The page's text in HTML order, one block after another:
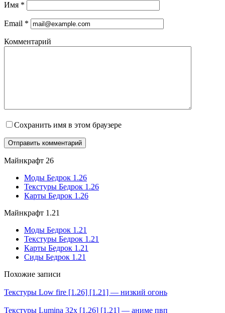
Имя *
Email *
Комментарий
Сохранить имя в этом браузере
Майнкрафт 26
Моды Бедрок 1.26
Текстуры Бедрок 1.26
Карты Бедрок 1.26
Майнкрафт 1.21
Моды Бедрок 1.21
Текстуры Бедрок 1.21
Карты Бедрок 1.21
Сиды Бедрок 1.21
Похожие записи
Текстуры Low fire [1.26] [1.21] — низкий огонь
Текстуры Lumina 32x [1.26] [1.21] — аниме пвп